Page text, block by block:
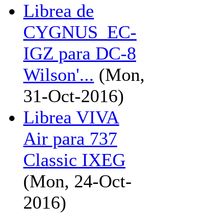
Librea de
CYGNUS_EC-
IGZ para DC-8
Wilson'... (Mon,
31-Oct-2016)
Librea VIVA
Air para 737
Classic IXEG
(Mon, 24-Oct-
2016)